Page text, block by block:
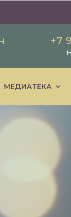
+7
МЕДИАТЕКА